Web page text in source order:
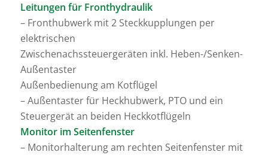
Leitungen für Fronthydraulik
– Fronthubwerk mit 2 Steckkupplungen per
elektrischen
Zwischenachssteuergeräten inkl. Heben-/Senken-
Außentaster
Außenbedienung am Kotflügel
– Außentaster für Heckhubwerk, PTO und ein
Steuergerät an beiden Heckkotflügeln
Monitor im Seitenfenster
– Monitorhalterung am rechten Seitenfenster mit